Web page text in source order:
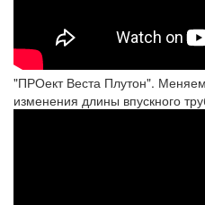
"ПРОект Веста Плутон".
изменения длины впускного